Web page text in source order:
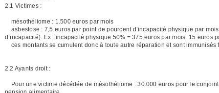
2.1 Victimes :
mésothéliome : 1.500 euros par mois
asbestose : 7,5 euros par point de pourcent d’incapacité physique par
d’incapacité). Ex : incapacité physique 50% = 375 euros par mois. 15 euros
ces montants se cumulent donc à toute autre réparation et sont immunisés
2.2 Ayants droit :
Pour une victime décédée de mésothéliome : 30.000 euros pour le